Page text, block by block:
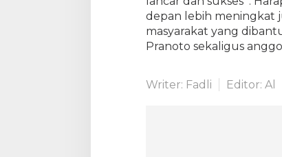
L
a
k
s
a
depan lebih meningkat
masyarakat yang
Pranoto sekaligus
Writer: Fadli Editor: Al